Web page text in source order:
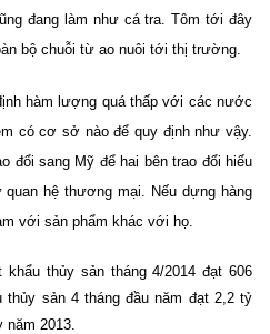
đang làm như cá tra. Tôm tới đây
bộ chuỗi từ ao nuôi tới thị trường.
hàm lượng quá thấp với các nước
có cơ sở nào để quy định như vậy.
đổi sang Mỹ để hai bên trao đổi hiểu
hệ thương mại. Nếu dựng hàng
với sản phẩm khác với họ.
khẩu thủy sản tháng 4/2014 đạt 606
sản 4 tháng đầu năm đạt 2,2 tỷ
2013.